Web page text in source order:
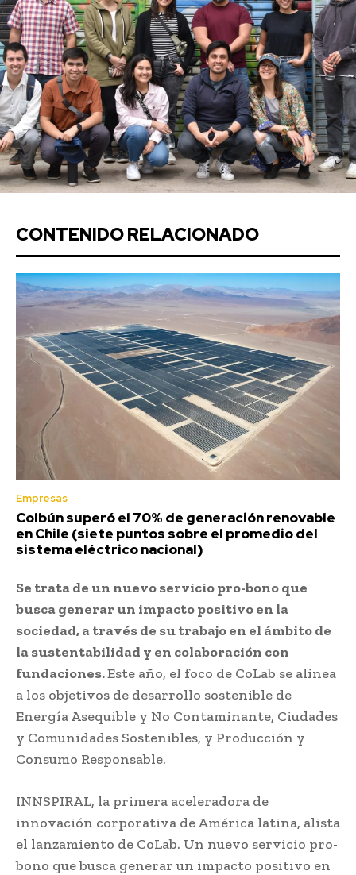
CONTENIDO RELACIONADO
Empresas
Colbún superó el 70% de generación renovable
en Chile (siete puntos sobre el promedio del
sistema eléctrico nacional)
Se trata de un nuevo servicio pro-bono que
busca generar un impacto positivo en la
sociedad, a través de su trabajo en el ámbito de
la sustentabilidad y en colaboración con
fundaciones.Este año, el foco de CoLab se alinea
a los objetivos de desarrollo sostenible de
Energía Asequible y No Contaminante, Ciudades
y Comunidades Sostenibles, y Producción y
Consumo Responsable.
INNSPIRAL, la primera aceleradora de
innovación corporativa de América latina, alista
el lanzamiento de CoLab. Un nuevo servicio pro-
bono que busca generar un impacto positivo en